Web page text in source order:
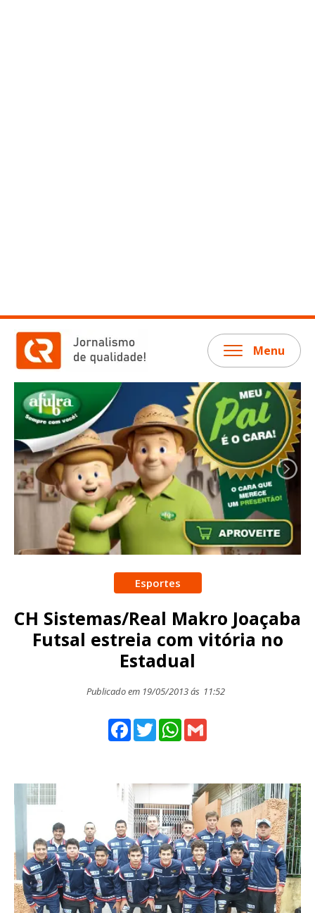
Menu
Esportes
CH Sistemas/Real Makro Joaçaba
Futsal estreia com vitória no
Estadual
Publicado em 19/05/2013 ás 11:52
Facebook
TwitterWhatsApp